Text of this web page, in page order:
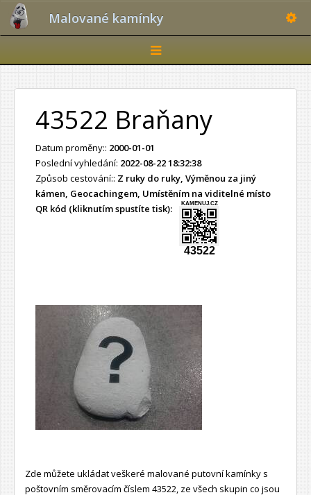
Malované kamínky
Toggle
navigation
43522 Braňany
Datum proměny:: 2000-01-01
Poslední vyhledání: 2022-08-22 18:32:38
Způsob cestování:: Z ruky do ruky, Výměnou za jiný
kámen, Geocachingem, Umístěním na viditelné místo
QR kód (kliknutím spustíte tisk):
KAMENUJ.CZ
43522
Zde můžete ukládat veškeré malované putovní kamínky s
poštovním směrovacím číslem 43522, ze všech skupin co jsou